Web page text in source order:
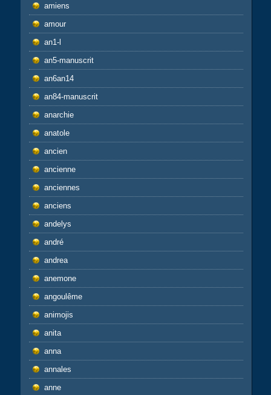
amiens
amour
an1-l
an5-manuscrit
an6an14
an84-manuscrit
anarchie
anatole
ancien
ancienne
anciennes
anciens
andelys
andré
andrea
anemone
angoulême
animojis
anita
anna
annales
anne